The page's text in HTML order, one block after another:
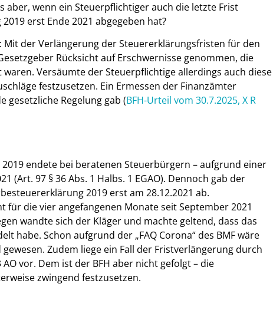
aber, wenn ein Steuerpflichtiger auch die letzte Frist
erst Ende 2021 abgegeben hat?
Mit der Verlängerung der Steuererklärungsfristen für den
Rücksicht auf Erschwernisse genommen, die
Versäumte der Steuerpflichtige allerdings auch diese
festzusetzen. Ein Ermessen der Finanzämter
gesetzliche Regelung gab (BFH-Urteil vom 30.7.2025, X R
endete bei beratenen Steuerbürgern – aufgrund einer
(Art. 97 § 36 Abs. 1 Halbs. 1 EGAO). Dennoch gab der
2019 erst am 28.12.2021 ab.
für die vier angefangenen Monate seit September 2021
wandte sich der Kläger und machte geltend, dass das
habe. Schon aufgrund der „FAQ Corona“ des BMF wäre
Zudem liege ein Fall der Fristverlängerung durch
vor. Dem ist der BFH aber nicht gefolgt – die
zwingend festzusetzen.